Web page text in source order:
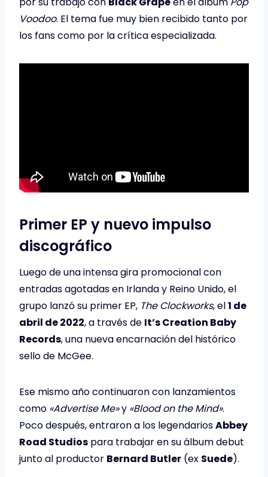
Voodoo. El tema fue muy bien recibido tanto por
los fans como por la crítica especializada.
Primer EP y nuevo impulso
discográfico
Luego de una intensa gira promocional con
entradas agotadas en Irlanda y Reino Unido, el
grupo lanzó su primer EP, The Clockworks, el1 de
abril de 2022, a través de It’s Creation Baby
Records, una nueva encarnación del histórico
sello de McGee.
Ese mismo año continuaron con lanzamientos
como «Advertise Me»y «Blood on the Mind».
Poco después, entraron a los legendariosAbbey
Road Studios para trabajar en su álbum debut
junto al productor Bernard Butler (ex Suede).